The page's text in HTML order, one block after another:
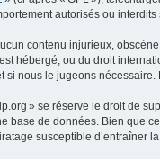
autorisés ou
contenu injurieux,
hébergé, ou du droit
si nous le jugeons
» se réserve le droit de
base de données. Bien que
susceptible d’entraîner